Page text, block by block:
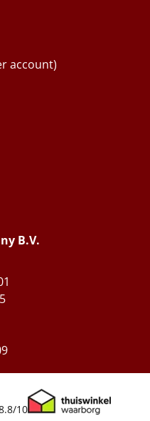
account)
B.V.
/10